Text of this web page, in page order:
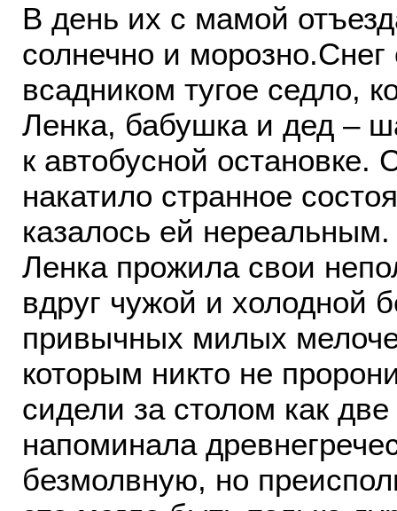
В день их с мамой
солнечно и морозно.Снег
всадником тугое седло,
Ленка, бабушка и дед –
к автобусной остановке.
накатило странное
казалось ей
Ленка прожила свои
вдруг чужой и холодной
привычных милых
которым никто не
сидели за столом как
напоминала
безмолвную, но